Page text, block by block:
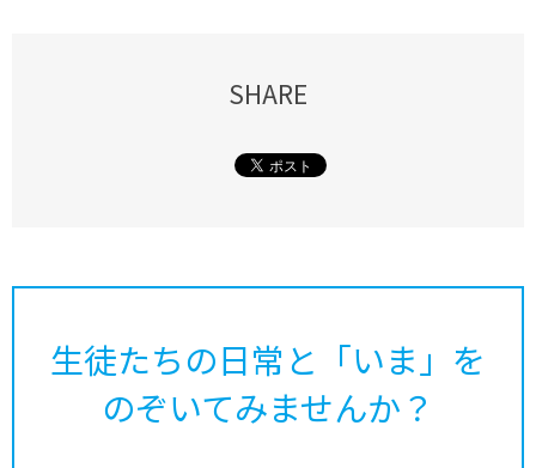
SHARE
生徒たちの日常と「いま」を
のぞいてみませんか？